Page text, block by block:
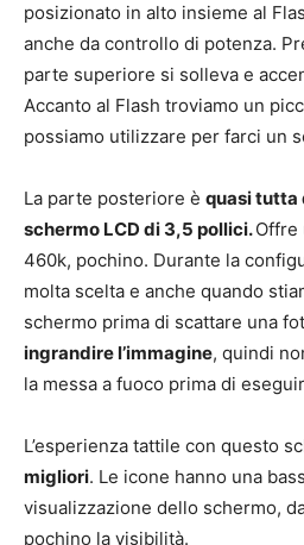
posizionato in alto insieme al
anche da controllo di potenza.
parte superiore si solleva e
Accanto al Flash troviamo un
possiamo utilizzare per farci un
La parte posteriore è quasi tutta
schermo LCD di 3,5 pollici.Offre
460k, pochino. Durante la
molta scelta e anche quando
schermo prima di scattare una
ingrandire l’immagine, quindi
la messa a fuoco prima di
L’esperienza tattile con questo
migliori. Le icone hanno una
visualizzazione dello schermo,
pochino la visibilità.